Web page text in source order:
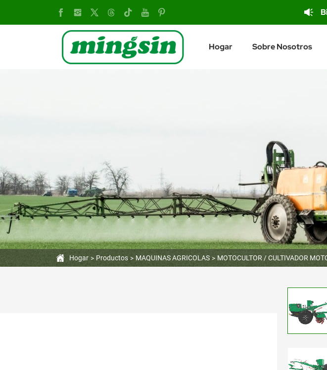
Hogar Sobre Nosotros
Motocultor
Hogar Productos MAQUINAS AGRICOLAS MOTOCULTOR / CULTIVADOR